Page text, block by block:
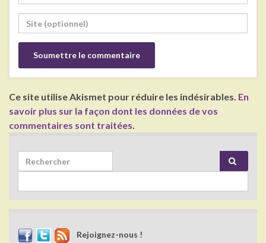
Ce site utilise Akismet pour réduire les indésirables. En
savoir plus sur la façon dont les données de vos
commentaires sont traitées.
Search for:
Rejoignez-nous !